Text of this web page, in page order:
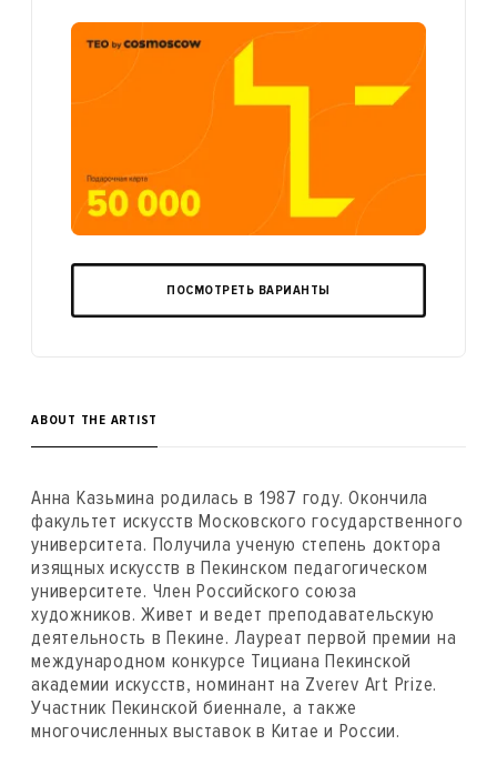
ПОСМОТРЕТЬ ВАРИАНТЫ
ABOUT THE ARTIST
Анна Казьмина родилась в 1987 году. Окончила
факультет искусств Московского государственного
университета. Получила ученую степень доктора
изящных искусств в Пекинском педагогическом
университете. Член Российского союза
художников. Живет и ведет преподавательскую
деятельность в Пекине. Лауреат первой премии на
международном конкурсе Тициана Пекинской
академии искусств, номинант на Zverev Art Prize.
Участник Пекинской биеннале, а также
многочисленных выставок в Китае и России.